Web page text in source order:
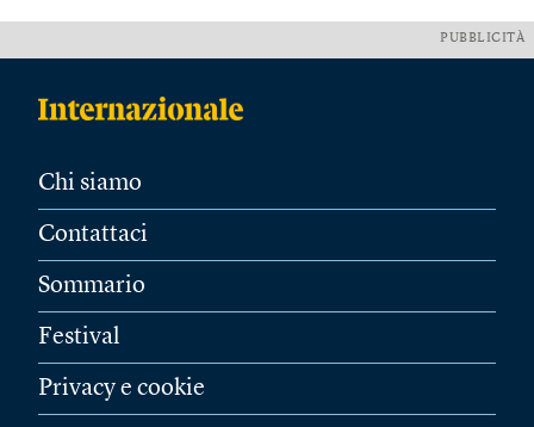
PUBBLICITÀ
Chi siamo
Contattaci
Sommario
Festival
Privacy e cookie